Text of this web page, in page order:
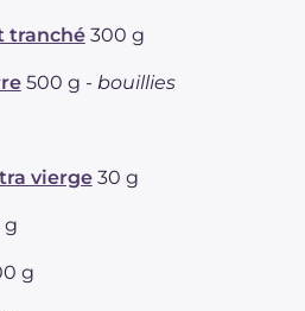
tranché 300 g
500 g - bouillies
vierge 30 g
g
g